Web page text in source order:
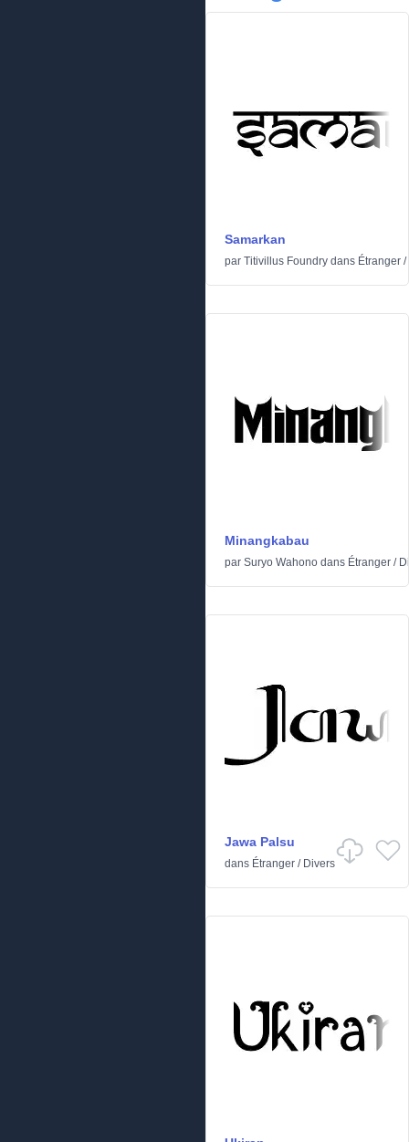
Samarkan
par Titivillus Foundry dans Étranger /
Minangkabau
par Suryo Wahono dans Étranger /
Jawa Palsu
dans Étranger / Divers